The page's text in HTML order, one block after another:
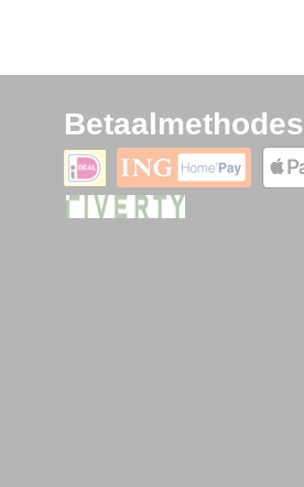
Betaalmethodes